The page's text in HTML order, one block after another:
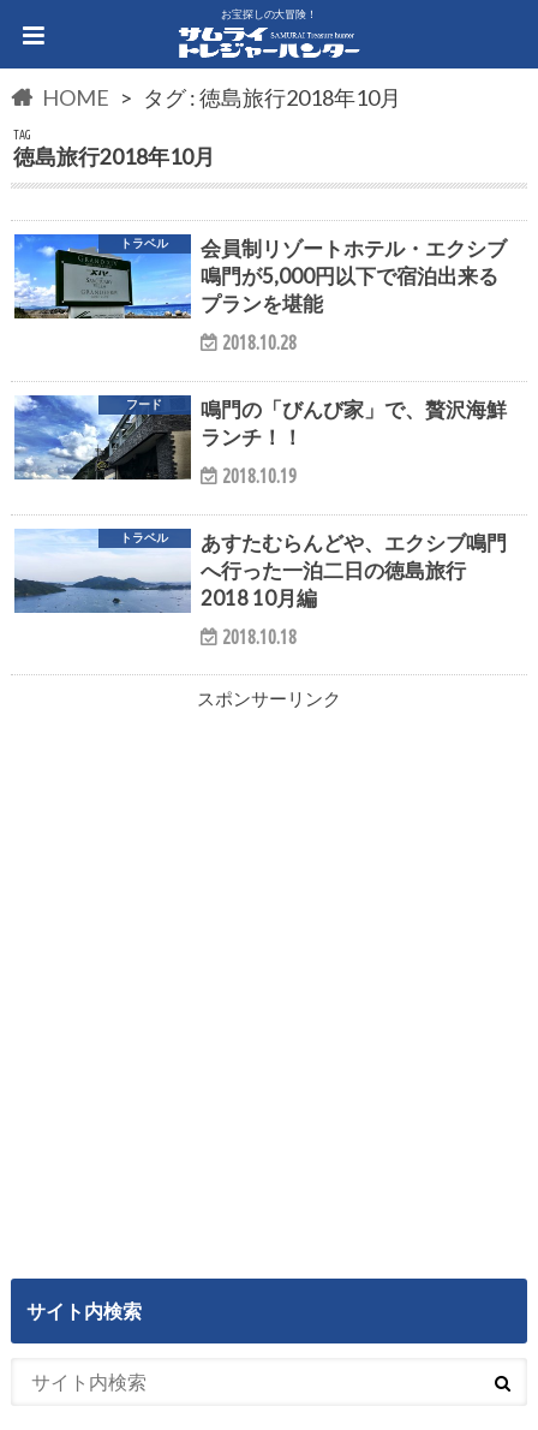
お宝探しの大冒険！
HOME タグ : 徳島旅行2018年10月
TAG
徳島旅行2018年10月
トラベル
会員制リゾートホテル・エクシブ
鳴門が5,000円以下で宿泊出来る
プランを堪能
2018.10.28
フード
鳴門の「びんび家」で、贅沢海鮮
ランチ！！
2018.10.19
トラベル
あすたむらんどや、エクシブ鳴門
へ行った一泊二日の徳島旅行
2018 10月編
2018.10.18
スポンサーリンク
サイト内検索